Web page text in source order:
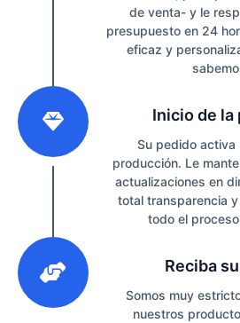
de venta- y le
presupuesto en 24
eficaz y
Inicio de la
Su pedido activa
producción. Le
actualizaciones en
total transparencia
todo el
Reciba
Somos muy
nuestros